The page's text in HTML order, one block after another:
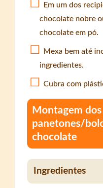
Em um dos
chocolate nobre
chocolate em pó.
Mexa bem até
ingredientes.
Cubra com
Montagem dos
panetones/
chocolate
Ingredientes